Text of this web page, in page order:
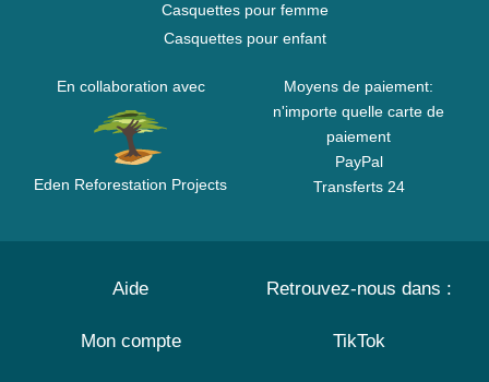
Casquettes pour femme
Casquettes pour enfant
En collaboration avec
Eden Reforestation Projects
Moyens de paiement:
n'importe quelle carte de
paiement
PayPal
Transferts 24
Aide
Mon compte
Retrouvez-nous dans :
TikTok